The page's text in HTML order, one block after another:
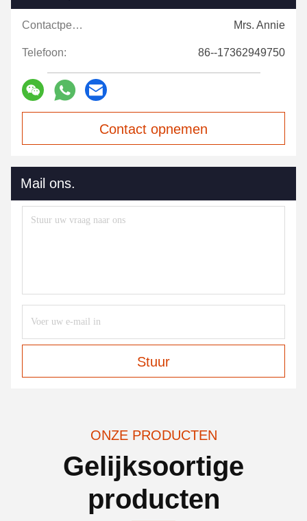
Contactpersonen: Mrs. Annie
Telefoon: 86--17362949750
Contact opnemen
Mail ons.
Stuur
ONZE PRODUCTEN
Gelijksoortige
producten